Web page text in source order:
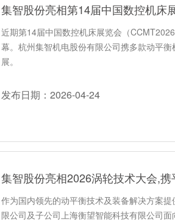
集智股份亮相第14届中国数控机床
近期第14届中国数控机床展览会（
幕。杭州集智机电股份有限公司携多款动平
展。
发布日期：2026-04-24
作为国内领先的动平衡技术及装备解决方案
限公司及子公司上海衡望智能科技有限公司